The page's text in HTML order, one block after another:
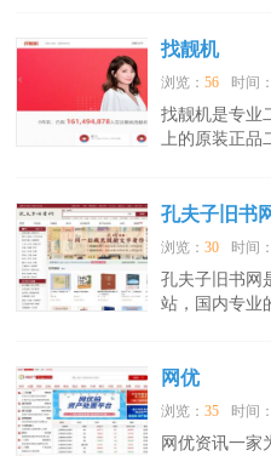
找靓机
浏览：56 时间
找靓机是专业
上的原装正品
孔夫子旧书
浏览：30 时间
孔夫子旧书网
站，国内专业
网优
浏览：35 时间
网优资讯一家